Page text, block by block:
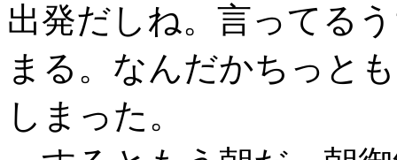
出発だしね。言ってる
まる。なんだかちっと
しまった。